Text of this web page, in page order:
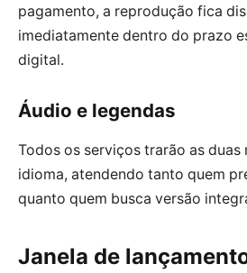
pagamento, a reprodução fica
imediatamente dentro do prazo
digital.
Áudio e legendas
Todos os serviços trarão as duas
idioma, atendendo tanto quem
quanto quem busca versão
Janela de